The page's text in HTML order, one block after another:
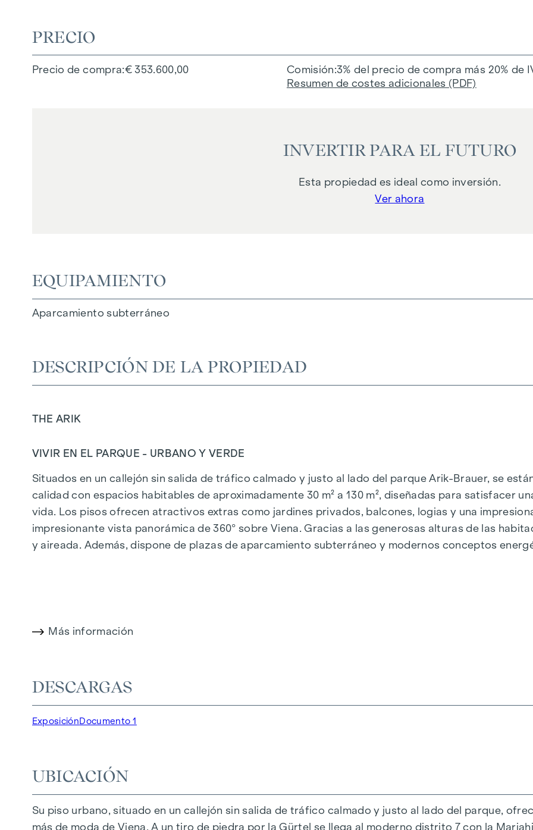
PRECIO
Precio de compra € 353.600,00 Comisión 3% del precio de compra más 20% de
Resumen de costes adicionales (PDF)
INVERTIR PARA EL FUTURO
Esta propiedad es ideal como inversión.
Ver ahora
EQUIPAMIENTO
Aparcamiento subterráneo
DESCRIPCIÓN DE LA PROPIEDAD
THE ARIK
VIVIR EN EL PARQUE - URBANO Y VERDE
Situados en un callejón sin salida de tráfico calmado y justo al lado del parque Arik-Brauer, se
calidad con espacios habitables de aproximadamente 30 m² a 130 m², diseñadas para satisfacer
vida. Los pisos ofrecen atractivos extras como jardines privados, balcones, logias y una
impresionante vista panorámica de 360° sobre Viena. Gracias a las generosas alturas de las
y aireada. Además, dispone de plazas de aparcamiento subterráneo y modernos conceptos
DESTACADOS
Superficie habitable de aprox. 30 a 130 m²
Pisos de 1 a 4 habitaciones
Grandes alturas
Sistema fotovoltaico en el tejado
Sala común
Más información
DESCARGAS
ExposiciónDocumento 1
UBICACIÓN
Su piso urbano, situado en un callejón sin salida de tráfico calmado y justo al lado del parque,
más de moda de Viena. A un tiro de piedra por la Gürtel se llega al moderno distrito 7 con la